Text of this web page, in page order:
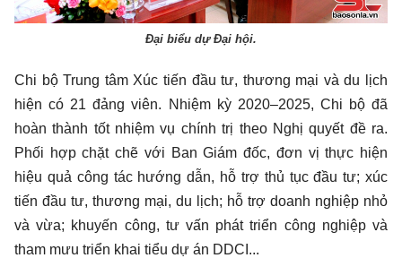
Đại biểu dự Đại hội.
Chi bộ Trung tâm Xúc tiến đầu tư, thương mại và du lịch
hiện có 21 đảng viên. Nhiệm kỳ 2020–2025, Chi bộ đã
hoàn thành tốt nhiệm vụ chính trị theo Nghị quyết đề ra.
Phối hợp chặt chẽ với Ban Giám đốc, đơn vị thực hiện
hiệu quả công tác hướng dẫn, hỗ trợ thủ tục đầu tư; xúc
tiến đầu tư, thương mại, du lịch; hỗ trợ doanh nghiệp nhỏ
và vừa; khuyến công, tư vấn phát triển công nghiệp và
tham mưu triển khai tiểu dự án DDCI...